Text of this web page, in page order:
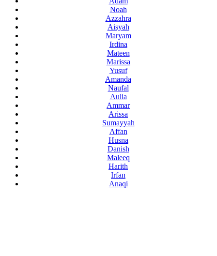
Noah
Azzahra
Aisyah
Maryam
Irdina
Mateen
Marissa
Yusuf
Amanda
Naufal
Aulia
Ammar
Arissa
Sumayyah
Affan
Husna
Danish
Maleeq
Harith
Irfan
Anaqi